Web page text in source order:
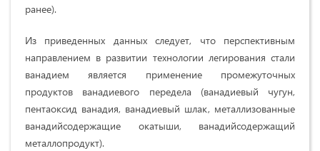
ранее).
Из приведенных данных следует, что перспективным
направлением в развитии технологии легирования стали
ванадием является применение проме­жуточных
продуктов ванадиевого передела (ванадиевый чугун,
пентаоксид ва­надия, ванадиевый шлак, металлизованные
ванадийсодержащие окатыши, ва­надийсодержащий
металлопродукт).